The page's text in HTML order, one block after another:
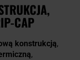
CAP
konstrukcją,
,